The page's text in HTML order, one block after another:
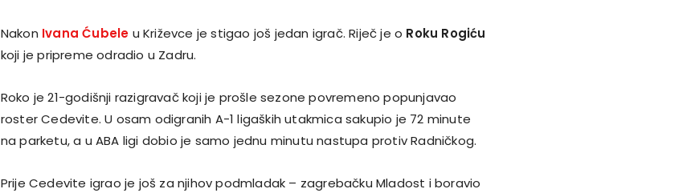
Nakon Ivana Ćubele u Križevce je stigao još jedan igrač. Riječ je o Roku Rogiću
koji je pripreme odradio u Zadru.
Roko je 21-godišnji razigravač koji je prošle sezone povremeno popunjavao
roster Cedevite. U osam odigranih A-1 ligaških utakmica sakupio je 72 minute
na parketu, a u ABA ligi dobio je samo jednu minutu nastupa protiv Radničkog.
Prije Cedevite igrao je još za njihov podmladak – zagrebačku Mladost i boravio